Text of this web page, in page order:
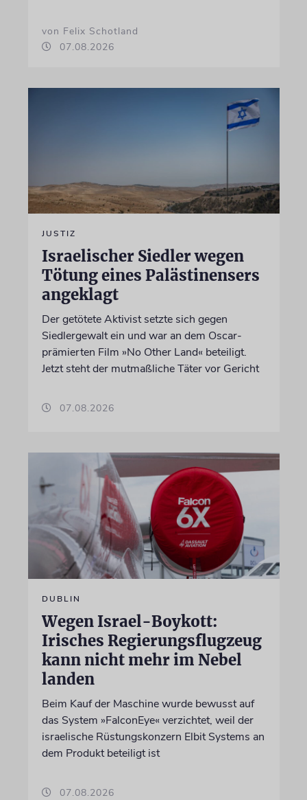
von Felix Schotland
07.08.2026
JUSTIZ
Israelischer Siedler wegen
Tötung eines Palästinensers
angeklagt
Der getötete Aktivist setzte sich gegen
Siedlergewalt ein und war an dem Oscar-
prämierten Film »No Other Land« beteiligt.
Jetzt steht der mutmaßliche Täter vor Gericht
07.08.2026
DUBLIN
Wegen Israel-Boykott:
Irisches Regierungsflugzeug
kann nicht mehr im Nebel
landen
Beim Kauf der Maschine wurde bewusst auf
das System »FalconEye« verzichtet, weil der
israelische Rüstungskonzern Elbit Systems an
dem Produkt beteiligt ist
07.08.2026